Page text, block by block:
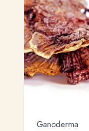
Ganoderma